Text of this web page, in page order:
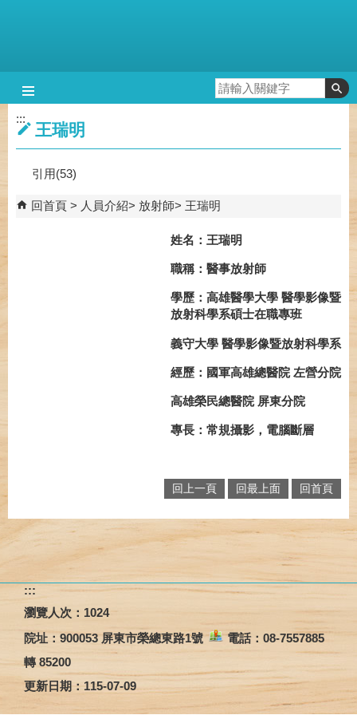
:::
王瑞明
引用(53)
回首頁 人員介紹 放射師 王瑞明
姓名：王瑞明
職稱：醫事放射師
學歷：高雄醫學大學 醫學影像暨
放射科學系碩士在職專班
義守大學 醫學影像暨放射科學系
經歷：國軍高雄總醫院 左營分院
高雄榮民總醫院 屏東分院
專長：常規攝影，電腦斷層
回上一頁 回最上面 回首頁
:::
瀏覽人次： 1024
院址： 900053 屏東市榮總東路1號
電話：08-7557885
轉 85200
更新日期： 115-07-09